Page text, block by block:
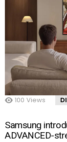
100 Views
Samsung
ADVANCED-